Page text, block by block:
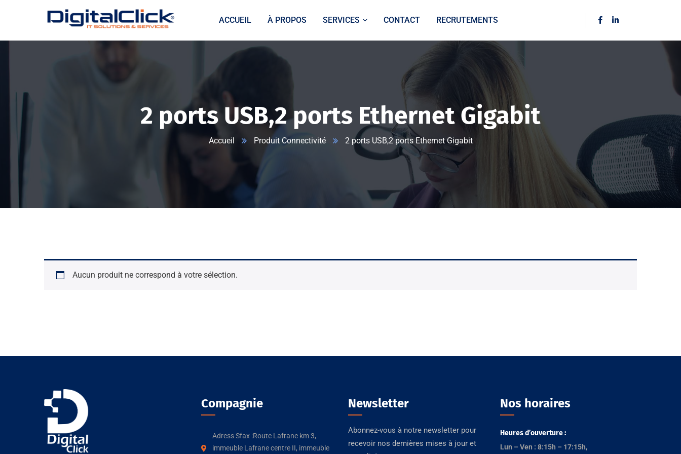
ACCUEIL À PROPOS SERVICES CONTACT RECRUTEMENTS
2 ports USB,2 ports Ethernet Gigabit
Accueil Produit Connectivité 2 ports USB,2 ports Ethernet Gigabit
Aucun produit ne correspond à votre sélection.
Compagnie
Adress Sfax :Route Lafrane km 3,
immeuble Lafrane centre II, immeuble
Newsletter
Abonnez-vous à notre newsletter pour
recevoir nos dernières mises à jour et
Nos horaires
Heures d’ouverture :
Lun – Ven : 8:15h – 17:15h,